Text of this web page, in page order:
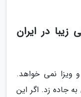
زیبا در ایران
ویزا نمی خواهد.
جاده زد. اگر این